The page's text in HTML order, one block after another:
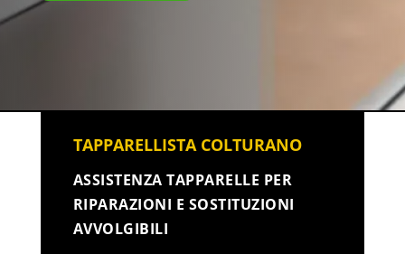
TAPPARELLISTA COLTURANO
ASSISTENZA TAPPARELLE PER
RIPARAZIONI E SOSTITUZIONI
AVVOLGIBILI